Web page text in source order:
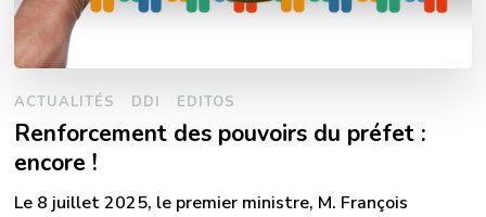
ACTUALITÉS DDI EDITOS
Renforcement des pouvoirs du préfet :
encore !
Le 8 juillet 2025, le premier ministre, M. François